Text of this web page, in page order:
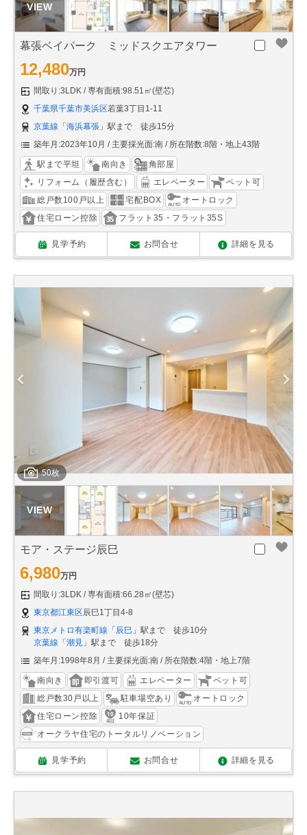
幕張ベイパーク ミッドスクエアタワー
12,480万円
間取り:3LDK
専有面積:98.51㎡(壁芯)
千葉県千葉市美浜区若葉3丁目1-11
京葉線 「 海浜幕張 」駅まで 徒歩15分
築年月:2023年10月
主要採光面:南 所在階数:8階・地上43階
駅まで平坦 南向き
角部屋
リフォーム（履歴含む）
エレベーター
ペット可
総戸数100戸以上
宅配BOX
オートロック
住宅ローン控除
フラット35・フラット35S
見学予約 お問合せ 詳細を見る
50枚
モア・ステージ辰巳
6,980万円
間取り:3LDK
専有面積:66.28㎡(壁芯)
東京都江東区辰巳1丁目4-8
東京メトロ有楽町線 「辰巳 」駅まで 徒歩10分
京葉線 「潮見 」駅まで 徒歩18分
築年月:1998年8月
主要採光面:南 所在階数:4階・地上7階
南向き 即引渡可 エレベーター
ペット可
総戸数30戸以上
駐車場空あり
オートロック
住宅ローン控除
10年保証
オークラヤ住宅のトータルリノベーション
見学予約 お問合せ 詳細を見る